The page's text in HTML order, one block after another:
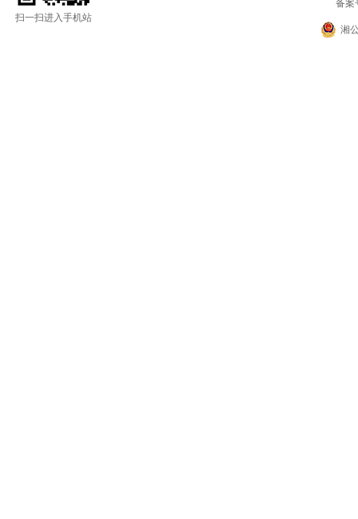
扫一扫进入手机站
备案
湘